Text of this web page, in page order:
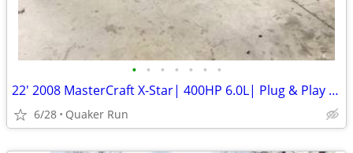
• • • • • • •
22' 2008 MasterCraft X-Star| 400HP 6.0L| Plug & Play Ballast | 856712
6/28 Quaker Run